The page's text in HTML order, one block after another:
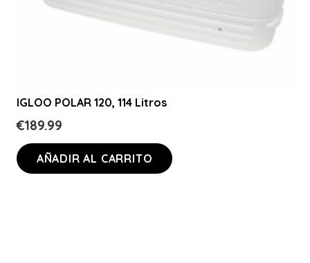
IGLOO POLAR 120, 114 Litros
€189.99
AÑADIR AL CARRITO